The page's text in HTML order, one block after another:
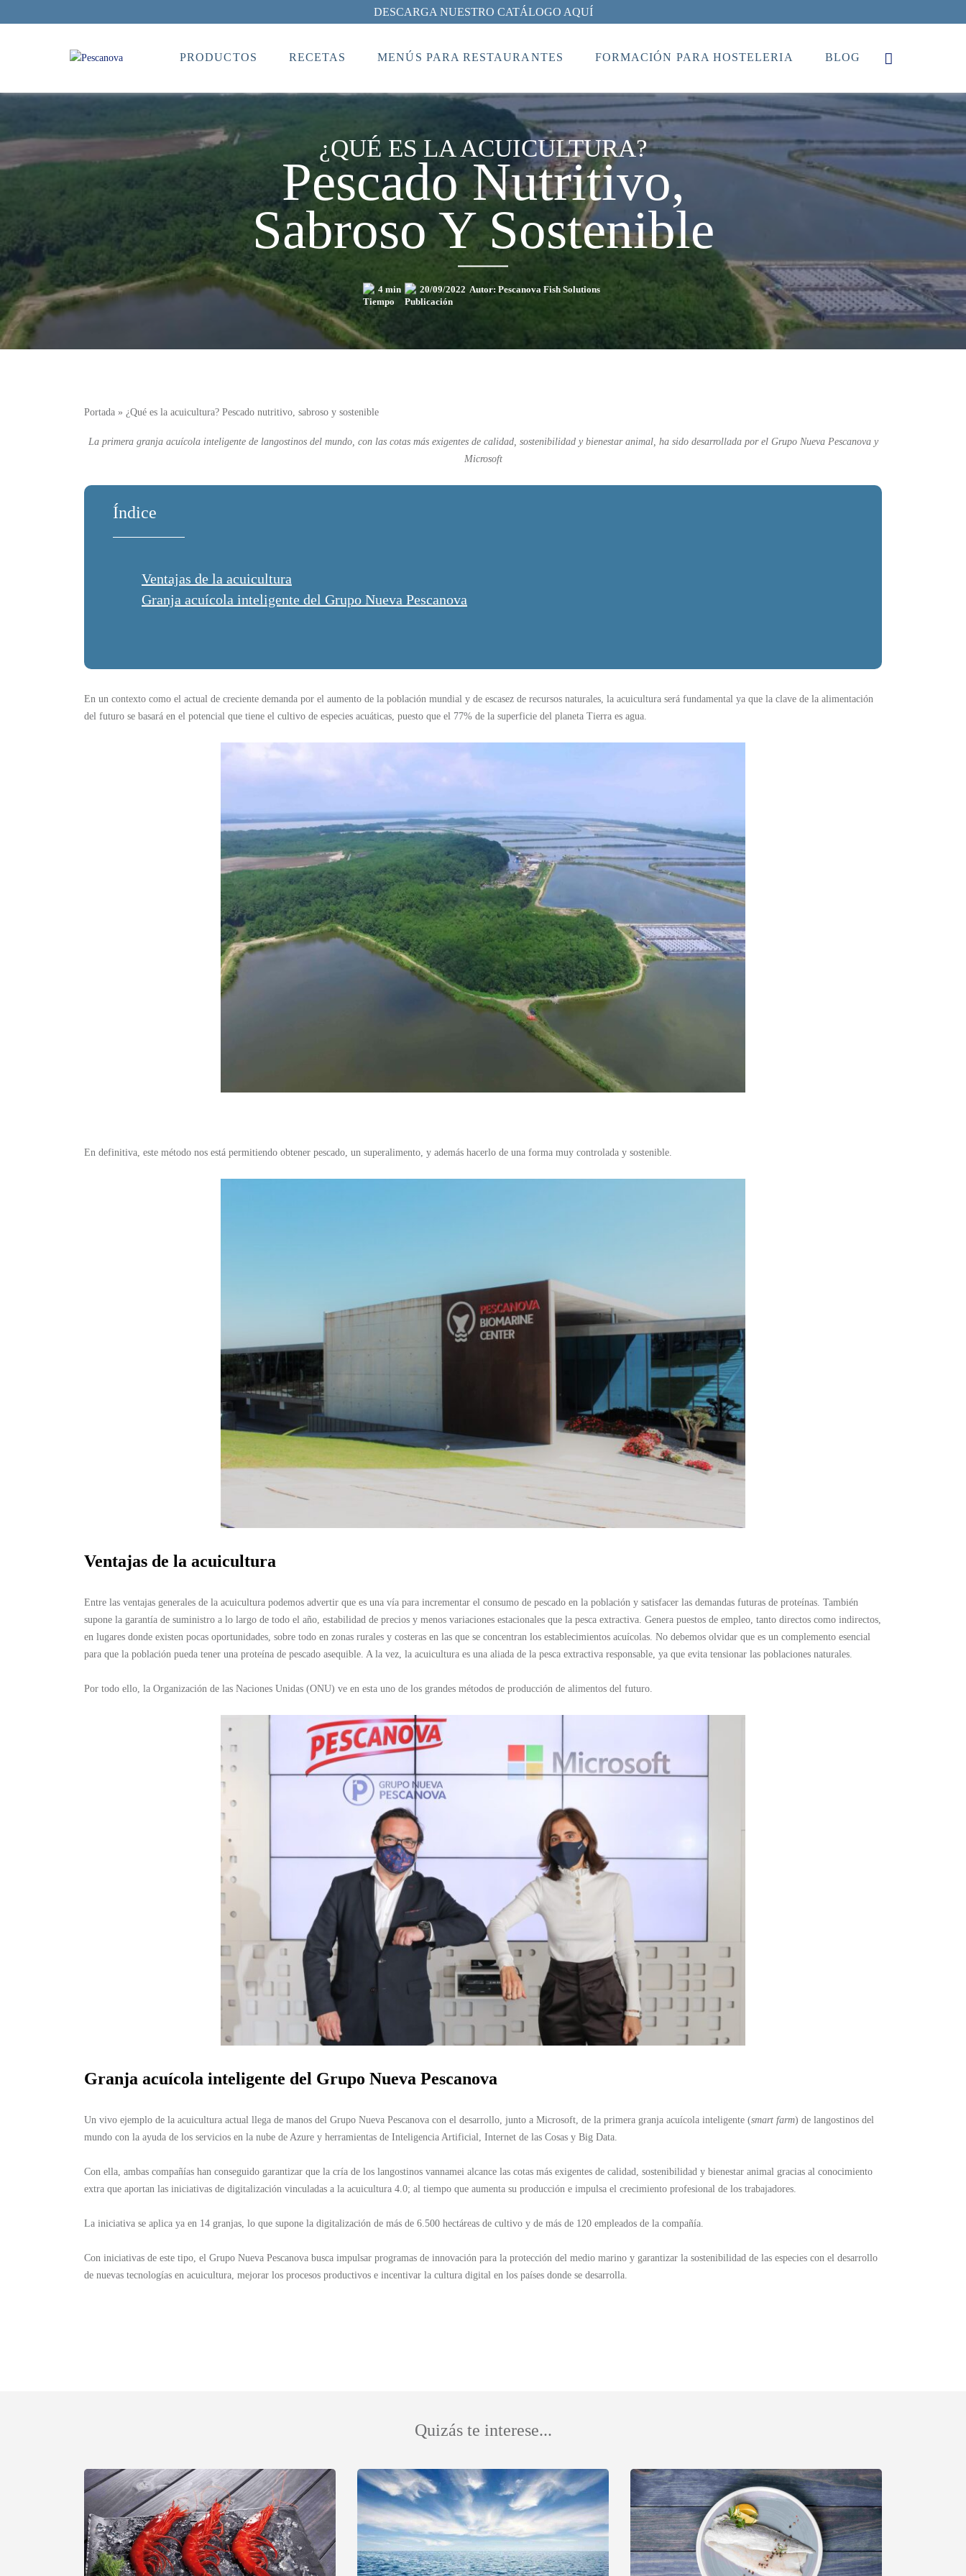
DESCARGA NUESTRO CATÁLOGO AQUÍ
PRODUCTOS RECETAS MENÚS PARA RESTAURANTES FORMACIÓN PARA HOSTELERIA BLOG
¿QUÉ ES LA ACUICULTURA?
Pescado Nutritivo,
Sabroso Y Sostenible
4 min 20/09/2022 Autor: Pescanova Fish Solutions
Portada » ¿Qué es la acuicultura? Pescado nutritivo, sabroso y sostenible
La primera granja acuícola inteligentede langostinos del mundo, con las cotas más exigentes de calidad, sostenibilidad y bienestar animal, ha sido desarrollada por el Grupo Nueva Pescanova y
Microsoft
Índice
Ventajas de la acuicultura
Granja acuícola inteligente del Grupo Nueva Pescanova
En un contexto como el actual de creciente demanda por el aumento de la población mundial y de escasez de recursos naturales, la acuicultura será fundamental ya que la clave de la alimentación
del futuro se basará en el potencial que tiene el cultivo de especies acuáticas, puesto que el 77% de la superficie del planeta Tierra es agua.
En definitiva, este método nos está permitiendo obtener pescado, un superalimento, y además hacerlo de una forma muy controlada y sostenible.
Ventajas de la acuicultura
Entre las ventajas generales de la acuicultura podemos advertir que es una vía para incrementar el consumo de pescado en la población y satisfacer las demandas futuras de proteínas. También
supone la garantía de suministro a lo largo de todo el año, estabilidad de precios y menos variaciones estacionales que la pesca extractiva. Genera puestos de empleo, tanto directos como indirectos,
en lugares donde existen pocas oportunidades, sobre todo en zonas rurales y costeras en las que se concentran los establecimientos acuícolas. No debemos olvidar que es un complemento esencial
para que la población pueda tener una proteína de pescado asequible. A la vez, la acuicultura es una aliada de la pesca extractiva responsable, ya que evita tensionar las poblaciones naturales.
Por todo ello, la Organización de las Naciones Unidas (ONU) ve en esta uno de los grandes métodos de producción de alimentos del futuro.
Granja acuícola inteligente del Grupo Nueva Pescanova
Un vivo ejemplo de la acuicultura actual llega de manos del Grupo Nueva Pescanova con el desarrollo, junto a Microsoft, de la primera granja acuícola inteligente (smart farm) de langostinos del
mundo con la ayuda de los servicios en la nube de Azure y herramientas de Inteligencia Artificial, Internet de las Cosas y Big Data.
Con ella, ambas compañías han conseguido garantizar que la cría de los langostinos vannamei alcance las cotas más exigentes de calidad, sostenibilidad y bienestar animal gracias al conocimiento
extra que aportan las iniciativas de digitalización vinculadas a la acuicultura 4.0; al tiempo que aumenta su producción e impulsa el crecimiento profesional de los trabajadores.
La iniciativa se aplica ya en 14 granjas, lo que supone la digitalización de más de 6.500 hectáreas de cultivo y de más de 120 empleados de la compañía.
Con iniciativas de este tipo, el Grupo Nueva Pescanova busca impulsar programas de innovación para la protección del medio marino y garantizar la sostenibilidad de las especies con el desarrollo
de nuevas tecnologías en acuicultura, mejorar los procesos productivos e incentivar la cultura digital en los países donde se desarrolla.
Quizás te interese...